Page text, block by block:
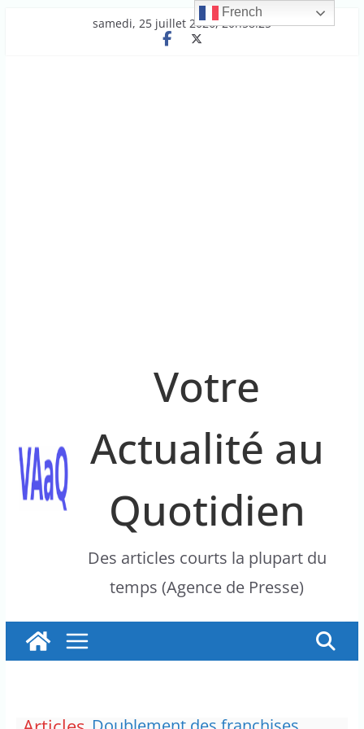
samedi, 25 juillet 2026, 20h58:25
Votre
Actualité au
Quotidien
Des articles courts la plupart du
temps (Agence de Presse)
French